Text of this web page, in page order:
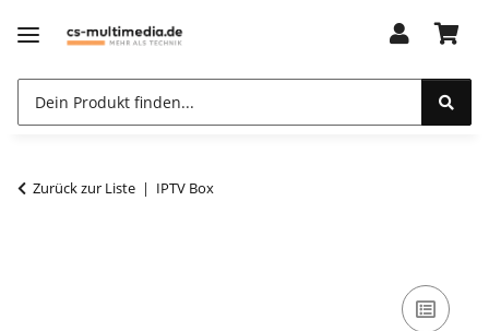
Zurück zur Liste IPTV Box